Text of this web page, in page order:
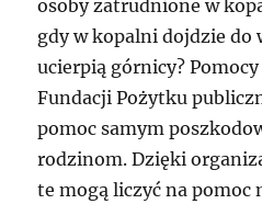
osoby zatrudnione w
gdy w kopalni dojdzie do
ucierpią górnicy?
Fundacji Pożytku
pomoc samym
rodzinom. Dzięki
te mogą liczyć na pomoc